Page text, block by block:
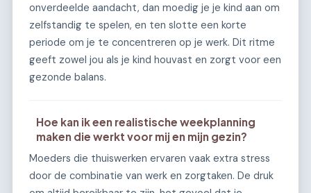
onverdeelde aandacht, dan moedig je je kind aan om
zelfstandig te spelen, en ten slotte een korte
periode om je te concentreren op je werk. Dit ritme
geeft zowel jou als je kind houvast en zorgt voor een
gezonde balans.
Hoe kan ik een realistische weekplanning
maken die werkt voor mij en mijn gezin?
Moeders die thuiswerken ervaren vaak extra stress
door de combinatie van werk en zorgtaken. De druk